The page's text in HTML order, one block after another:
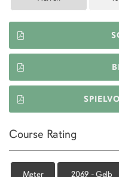
Course Rating
Meter 2069 - Gelb